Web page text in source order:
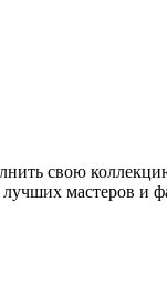
свою
мастеров